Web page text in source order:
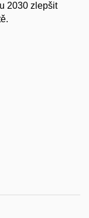
2030 zlepšit